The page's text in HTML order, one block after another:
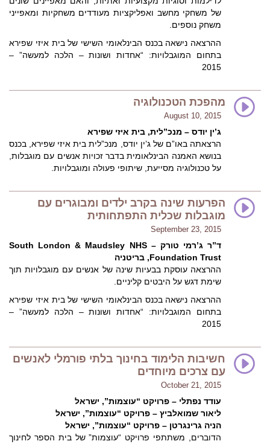
של משחקי מחשב ואפליקציות מעודדים משחקיות ומאפייני
משחק נוספים.
ההרצאה נישאה בכנס הבינלאומי השישי של בית איזי שפירא
בתחום המוגבלויות: “אחדות ושונות – הלכה למעשה” –
2015
מהפכת הטכנולוגיה
August 10, 2015
ג’ין יודס – מנכ”לית, בית איזי שפירא
הרצאתה באו”ם של ג’ין יודס, מנכ”לית בית איזי שפירא, בכנס
בנושא האמנה הבינלאומית בדבר זכויות אנשים עם מוגבלות,
על טכנולוגיה מסייעת, שיתופי פעולה ומוגבלויות.
הפרעות שינה בקרב ילדים ומבוגרים עם
מוגבלות שכלית התפתחותית
September 23, 2015
ד”ר ג’רמי טורק – South London & Maudsley NHS
Foundation Trust, בריטניה
ההרצאה עוסקת בבעיות שינה של אנשים עם מוגבלויות תוך
שימת דגש על היבטים קליניים.
ההרצאה נישאה בכנס הבינלאומי השישי של בית איזי שפירא
בתחום המוגבלויות: “אחדות ושונות – הלכה למעשה” –
2015
חשיבות הלימוד בחינוך בלתי פורמלי לאנשים
עם צרכים מיוחדים
October 21, 2015
עודד נפתלי – פרויקט “עוצמות”, ישראל
ליאור שמואלביץ – פרויקט “עוצמות”, ישראל
הניה גרינגרטן – פרויקט “עוצמות”, ישראל
הדוברים, משתתפי פרויקט “עוצמות” של בית הספר לחינוך